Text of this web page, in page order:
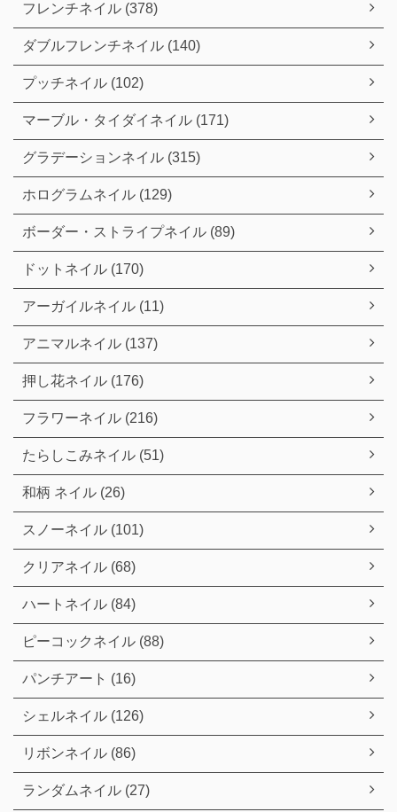
フレンチネイル (378)
ダブルフレンチネイル (140)
プッチネイル (102)
マーブル・タイダイネイル (171)
グラデーションネイル (315)
ホログラムネイル (129)
ボーダー・ストライプネイル (89)
ドットネイル (170)
アーガイルネイル (11)
アニマルネイル (137)
押し花ネイル (176)
フラワーネイル (216)
たらしこみネイル (51)
和柄 ネイル (26)
スノーネイル (101)
クリアネイル (68)
ハートネイル (84)
ピーコックネイル (88)
パンチアート (16)
シェルネイル (126)
リボンネイル (86)
ランダムネイル (27)